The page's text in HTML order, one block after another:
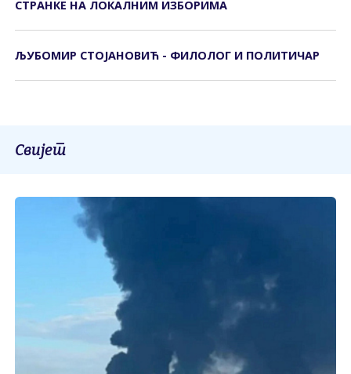
СТРАНКЕ НА ЛОКАЛНИМ ИЗБОРИМА
ЉУБОМИР СТОЈАНОВИЋ - ФИЛОЛОГ И ПОЛИТИЧАР
Свијет